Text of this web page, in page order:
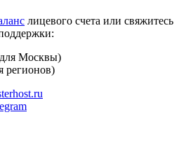
лицевого счета или свяжитесь
Москвы)
регионов)